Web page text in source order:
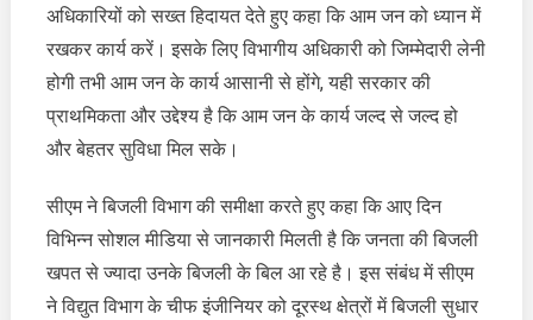
अधिकारियों को सख्त हिदायत देते हुए कहा कि आम जन को ध्यान में
रखकर कार्य करें। इसके लिए विभागीय अधिकारी को जिम्मेदारी लेनी
होगी तभी आम जन के कार्य आसानी से होंगे, यही सरकार की
प्राथमिकता और उद्देश्य है कि आम जन के कार्य जल्द से जल्द हो
और बेहतर सुविधा मिल सके।
सीएम ने बिजली विभाग की समीक्षा करते हुए कहा कि आए दिन
विभिन्न सोशल मीडिया से जानकारी मिलती है कि जनता की बिजली
खपत से ज्यादा उनके बिजली के बिल आ रहे है। इस संबंध में सीएम
ने विद्युत विभाग के चीफ इंजीनियर को दूरस्थ क्षेत्रों में बिजली सुधार